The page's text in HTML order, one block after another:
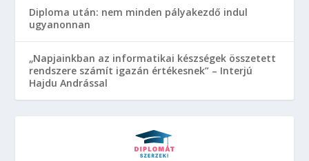
Diploma után: nem minden pályakezdő indul
ugyanonnan
„Napjainkban az informatikai készségek összetett
rendszere számít igazán értékesnek” – Interjú
Hajdu Andrással